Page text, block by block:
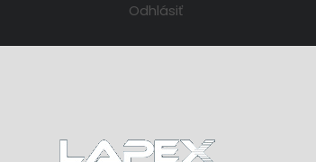
Odhlásiť